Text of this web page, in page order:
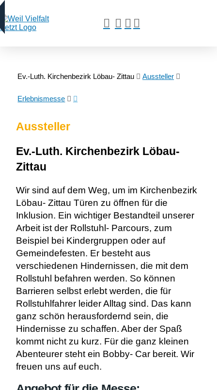
Ev.-Luth. Kirchenbezirk Löbau- Zittau Aussteller
Erlebnismesse
Aussteller
Ev.-Luth. Kirchenbezirk Löbau-
Zittau
Wir sind auf dem Weg, um im Kirchenbezirk
Löbau- Zittau Türen zu öffnen für die
Inklusion. Ein wichtiger Bestandteil unserer
Arbeit ist der Rollstuhl- Parcours, zum
Beispiel bei Kindergruppen oder auf
Gemeindefesten. Er besteht aus
verschiedenen Hindernissen, die mit dem
Rollstuhl befahren werden. So können
Barrieren selbst erlebt werden, die für
Rollstuhlfahrer leider Alltag sind. Das kann
ganz schön herausfordernd sein, die
Hindernisse zu schaffen. Aber der Spaß
kommt nicht zu kurz. Für die ganz kleinen
Abenteurer steht ein Bobby- Car bereit. Wir
freuen uns auf euch.